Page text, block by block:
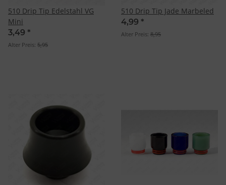
510 Drip Tip Edelstahl VG
Mini
3,49 *
Alter Preis: 5,95
510 Drip Tip Jade Marbeled
4,99 *
Alter Preis: 8,95